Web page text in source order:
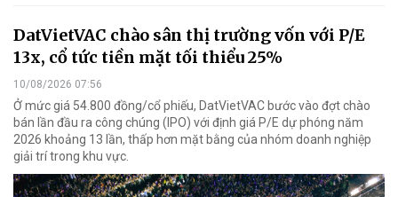
DatVietVAC chào sân thị trường vốn với P/E
13x, cổ tức tiền mặt tối thiểu 25%
10/08/2026 07:56
Ở mức giá 54.800 đồng/cổ phiếu, DatVietVAC bước vào đợt chào
bán lần đầu ra công chúng (IPO) với định giá P/E dự phóng năm
2026 khoảng 13 lần, thấp hơn mặt bằng của nhóm doanh nghiệp
giải trí trong khu vực.